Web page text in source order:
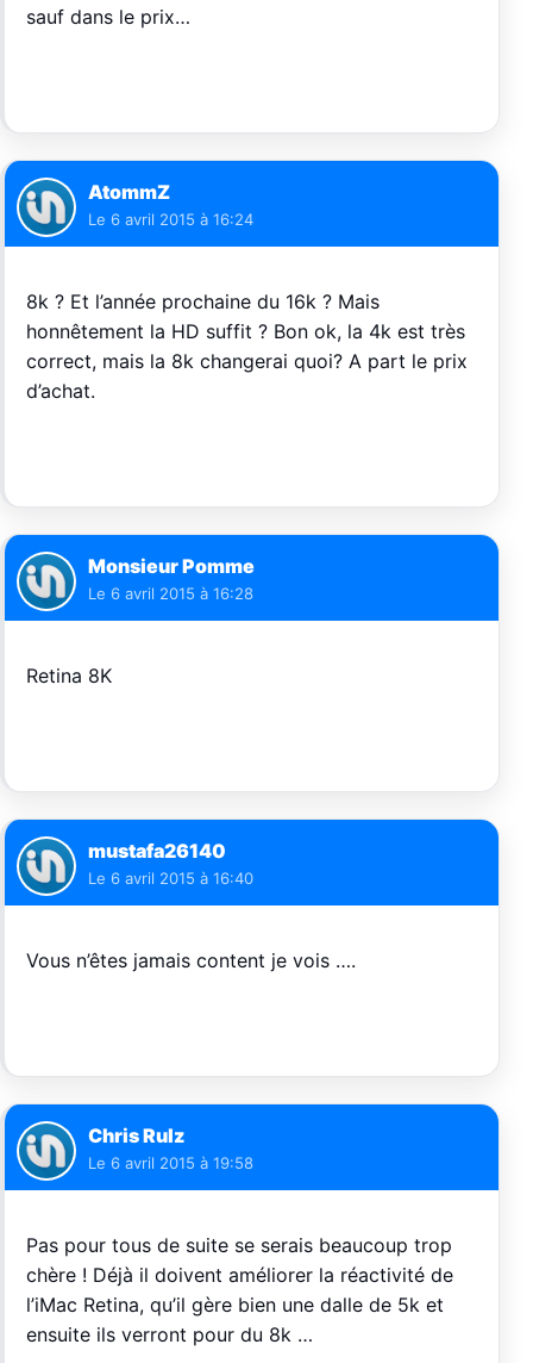
sauf dans le prix…
AtommZ
Le 6 avril 2015 à 16:24
8k ? Et l’année prochaine du 16k ? Mais
honnêtement la HD suffit ? Bon ok, la 4k est très
correct, mais la 8k changerai quoi? A part le prix
d’achat.
Monsieur Pomme
Le 6 avril 2015 à 16:28
Retina 8K
mustafa26140
Le 6 avril 2015 à 16:40
Vous n’êtes jamais content je vois ….
Chris Rulz
Le 6 avril 2015 à 19:58
Pas pour tous de suite se serais beaucoup trop
chère ! Déjà il doivent améliorer la réactivité de
l’iMac Retina, qu’il gère bien une dalle de 5k et
ensuite ils verront pour du 8k …